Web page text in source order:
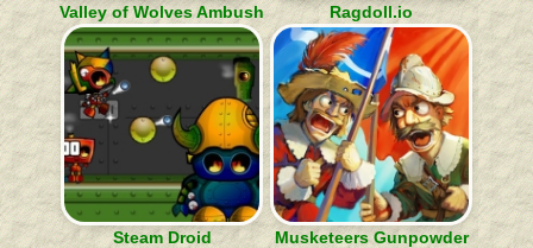
Valley of Wolves Ambush Ragdoll.io
Steam Droid
Musketeers Gunpowder